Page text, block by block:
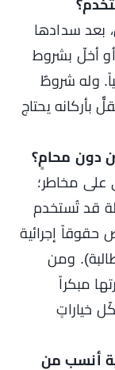
بعد سدادها
أخلّ بشروط
وله شروطٌ
بأركانه يحتاج
دون محامٍ؟
على مخاطر؛
قد تُستخدم
حقوقاً إجرائية
ومن
مبكراً
خياراتٍ
أنسب من